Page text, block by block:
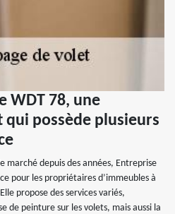
WDT 78, une
possède plusieurs
marché depuis des années, Entreprise
pour les propriétaires d’immeubles à
propose des services variés,
de peinture sur les volets, mais aussi la